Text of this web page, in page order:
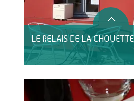
LE RELAIS DE LA CHOUETTE